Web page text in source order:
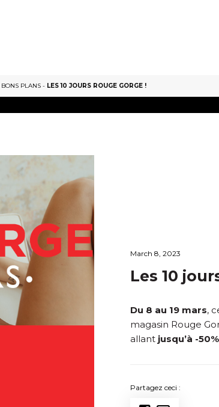
BONS PLANS- LES 10 JOURS ROUGE GORGE !
March 8, 2023
Les 10
Du 8 au 19 mars,
magasin Rouge
allant jusqu’à -50%
Partagez ceci :